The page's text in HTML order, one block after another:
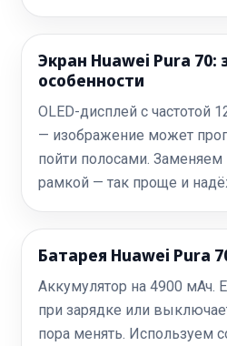
Экран Huawei Pura 70:
особенности
OLED-дисплей с частотой
— изображение может
пойти полосами.
рамкой — так проще и
Батарея Huawei Pura
Аккумулятор на 4900 мАч.
при зарядке или
пора менять. Используем